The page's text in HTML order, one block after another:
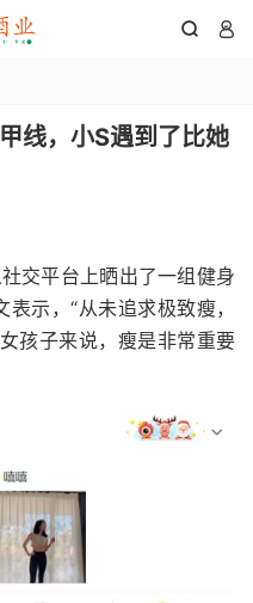
 
线，小S遇到了比她
交平台上晒出了一组健身
示，“从未追求极致瘦，
孩子来说，瘦是非常重要